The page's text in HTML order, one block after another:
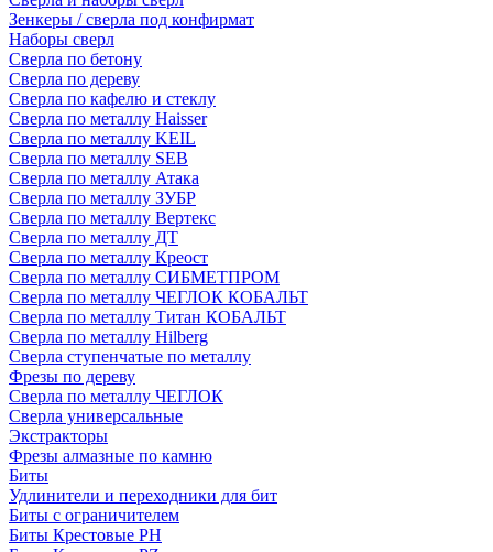
Зенкеры / сверла под конфирмат
Наборы сверл
Сверла по бетону
Сверла по дереву
Сверла по кафелю и стеклу
Сверла по металлу Haisser
Сверла по металлу KEIL
Сверла по металлу SEB
Сверла по металлу Атака
Сверла по металлу ЗУБР
Сверла по металлу Вертекс
Сверла по металлу ДТ
Сверла по металлу Креост
Сверла по металлу СИБМЕТПРОМ
Сверла по металлу ЧЕГЛОК КОБАЛЬТ
Сверла по металлу Титан КОБАЛЬТ
Сверла по металлу Hilberg
Сверла ступенчатые по металлу
Фрезы по дереву
Сверла по металлу ЧЕГЛОК
Сверла универсальные
Экстракторы
Фрезы алмазные по камню
Биты
Удлинители и переходники для бит
Биты с ограничителем
Биты Крестовые PH